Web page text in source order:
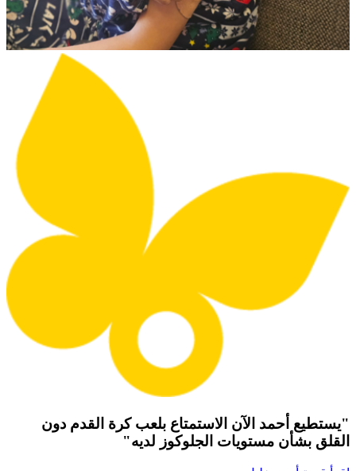
"يستطيع أحمد الآن الاستمتاع بلعب كرة القدم دون
القلق بشأن مستويات الجلوكوز لديه"